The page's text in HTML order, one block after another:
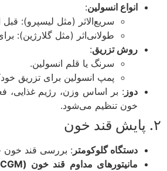
انواع انسولین:
سریع‌الاثر (مثل لیسپرو): قبل از
طولانی‌اثر (مثل گلارژین): برای
روش تزریق
سرنگ یا قلم انسولین.
پمپ انسولین برای تزریق خودکار.
دوز : بر اساس وزن، رژیم غذایی،
خون تنظیم می‌شود.
دستگاه گلوکومتر: بررسی قند خون چند
مانیتورهای مداوم قند خون (CGM)
: